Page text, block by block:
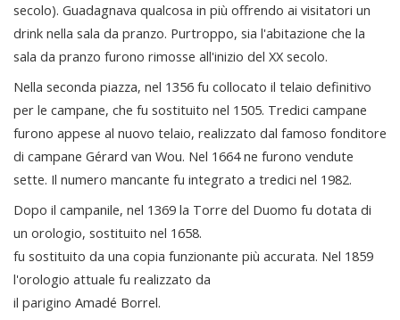
secolo). Guadagnava qualcosa in più offrendo ai visitatori un
drink nella sala da pranzo. Purtroppo, sia l'abitazione che la
sala da pranzo furono rimosse all'inizio del XX secolo.
Nella seconda piazza, nel 1356 fu collocato il telaio definitivo
per le campane, che fu sostituito nel 1505. Tredici campane
furono appese al nuovo telaio, realizzato dal famoso fonditore
di campane Gérard van Wou. Nel 1664 ne furono vendute
sette. Il numero mancante fu integrato a tredici nel 1982.
Dopo il campanile, nel 1369 la Torre del Duomo fu dotata di
un orologio, sostituito nel 1658.
fu sostituito da una copia funzionante più accurata. Nel 1859
l'orologio attuale fu realizzato da
il parigino Amadé Borrel.